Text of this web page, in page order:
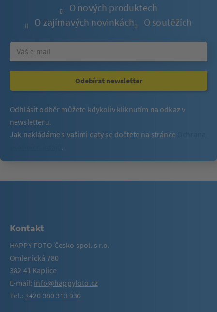
O nových produktech
O zajímavých novinkách
O soutěžích
Odebírat newsletter
Odhlásit odběr můžete kdykoliv kliknutím na odkaz v
newsletteru.
Jak nakládáme s vašimi daty se dočtete na stránce
.
Kontakt
HAPPY FOTO Česko spol. s r.o.
Omlenická 780
382 41 Kaplice
E-mail: info@happyfoto.cz
Tel.: +420 380 313 936